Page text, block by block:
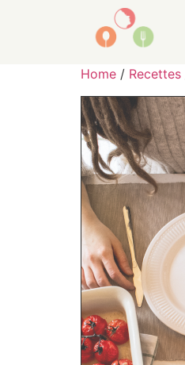
Home / Recettes